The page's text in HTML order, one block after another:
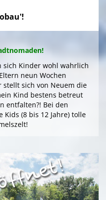
'Augenweide'
lange Anreise und
nĂ¤chtigen im
â€Ś in einer
im kuscheligen
beherbergt
â€Ś Sie
Lounge! FĂźr
Fenster an den
die Photovoltaik am Dach
Selbstverpflegung, â€Ś
Support sowie
sich Kinder wohl wahrlich
neun Wochen
stellt sich von Neuem die
Kind bestens betreut
entfalten?! Bei den
Kids (8 bis 12 Jahre) tolle
& Auftanken!
sind fĂźnf